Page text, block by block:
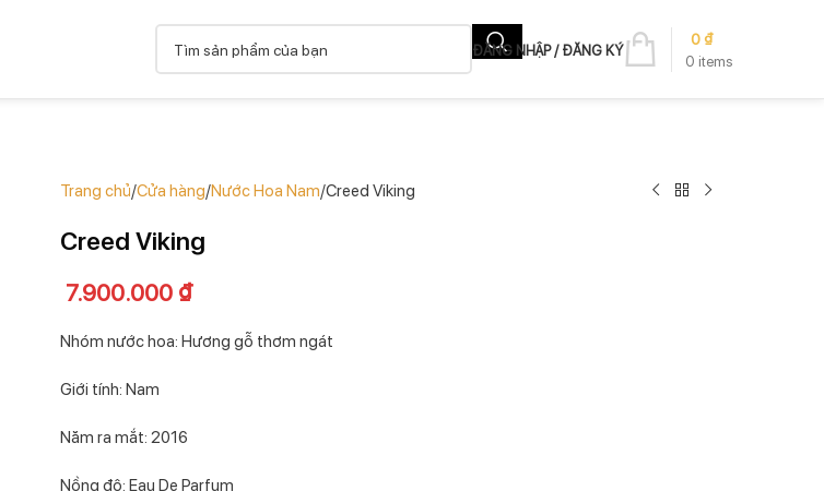
ĐĂNG NHẬP / ĐĂNG KÝ
0 items
0₫
Trang chủ Cửa hàng Nước Hoa Nam Creed Viking
Creed Viking
7.900.000 ₫
Nhóm nước hoa: Hương gỗ thơm ngát
Giới tính: Nam
Năm ra mắt: 2016
Nồng độ: Eau De Parfum